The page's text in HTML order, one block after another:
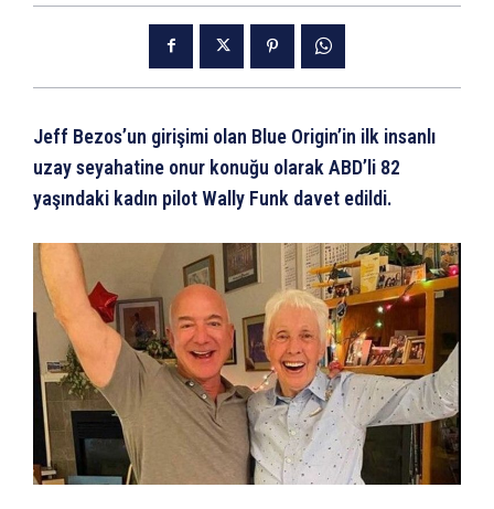
Jeff Bezos’un girişimi olan Blue Origin’in ilk insanlı
uzay seyahatine onur konuğu olarak ABD’li 82
yaşındaki kadın pilot Wally Funk davet edildi.